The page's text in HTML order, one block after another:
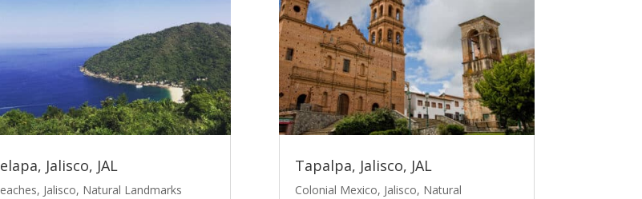
Jalisco, JAL
, Jalisco, Natural Landmarks
Tapalpa, Jalisco, JAL
Colonial Mexico, Jalisco, Natural